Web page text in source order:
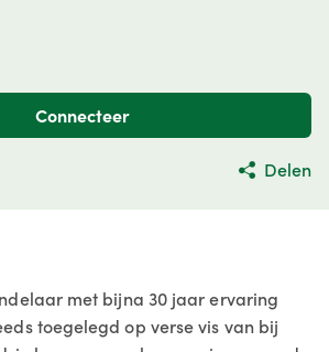
Connecteer
Delen
met bijna 30 jaar ervaring
toegelegd op verse vis van bij